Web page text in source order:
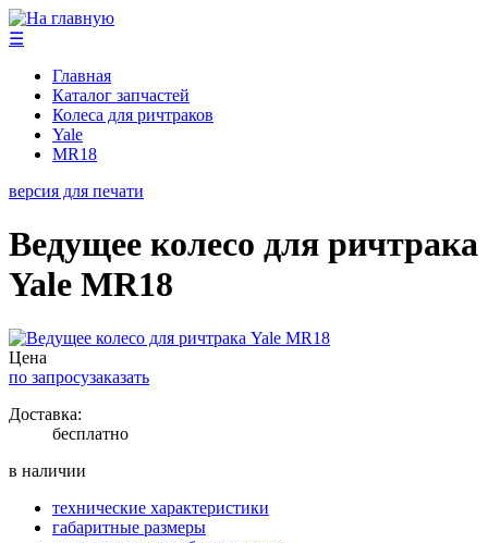
☰
Главная
Каталог запчастей
Колеса для ричтраков
Yale
MR18
версия для печати
Ведущее колесо для ричтрака
Yale MR18
Цена
по запросузаказать
Доставка:
бесплатно
в наличии
технические характеристики
габаритные размеры